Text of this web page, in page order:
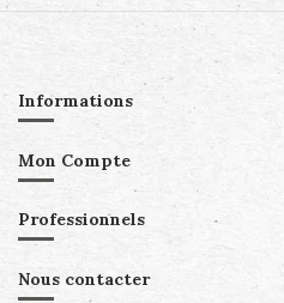
Informations
Mon Compte
Professionnels
Nous contacter